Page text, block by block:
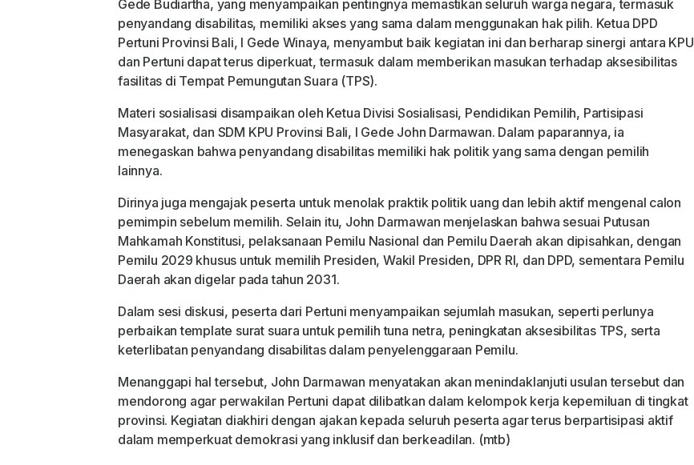
Gede Budiartha, yang menyampaikan pentingnya memastikan seluruh warga negara, termasuk
penyandang disabilitas, memiliki akses yang sama dalam menggunakan hak pilih. Ketua DPD
Pertuni Provinsi Bali, I Gede Winaya, menyambut baik kegiatan ini dan berharap sinergi antara KPU
dan Pertuni dapat terus diperkuat, termasuk dalam memberikan masukan terhadap aksesibilitas
fasilitas di Tempat Pemungutan Suara (TPS).
Materi sosialisasi disampaikan oleh Ketua Divisi Sosialisasi, Pendidikan Pemilih, Partisipasi
Masyarakat, dan SDM KPU Provinsi Bali, I Gede John Darmawan. Dalam paparannya, ia
menegaskan bahwa penyandang disabilitas memiliki hak politik yang sama dengan pemilih
lainnya.
Dirinya juga mengajak peserta untuk menolak praktik politik uang dan lebih aktif mengenal calon
pemimpin sebelum memilih. Selain itu, John Darmawan menjelaskan bahwa sesuai Putusan
Mahkamah Konstitusi, pelaksanaan Pemilu Nasional dan Pemilu Daerah akan dipisahkan, dengan
Pemilu 2029 khusus untuk memilih Presiden, Wakil Presiden, DPR RI, dan DPD, sementara Pemilu
Daerah akan digelar pada tahun 2031.
Dalam sesi diskusi, peserta dari Pertuni menyampaikan sejumlah masukan, seperti perlunya
perbaikan template surat suara untuk pemilih tuna netra, peningkatan aksesibilitas TPS, serta
keterlibatan penyandang disabilitas dalam penyelenggaraan Pemilu.
Menanggapi hal tersebut, John Darmawan menyatakan akan menindaklanjuti usulan tersebut dan
mendorong agar perwakilan Pertuni dapat dilibatkan dalam kelompok kerja kepemiluan di tingkat
provinsi. Kegiatan diakhiri dengan ajakan kepada seluruh peserta agar terus berpartisipasi aktif
dalam memperkuat demokrasi yang inklusif dan berkeadilan. (mtb)